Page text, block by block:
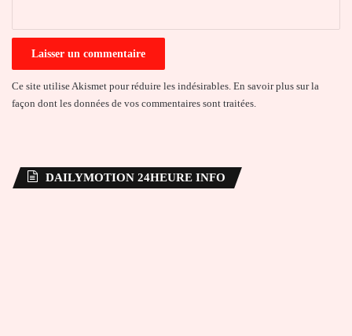
Ce site utilise Akismet pour réduire les indésirables. En savoir plus sur la
façon dont les données de vos commentaires sont traitées.
DAILYMOTION 24HEURE INFO